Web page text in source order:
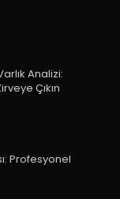
Analizi:
Çıkın
Profesyonel